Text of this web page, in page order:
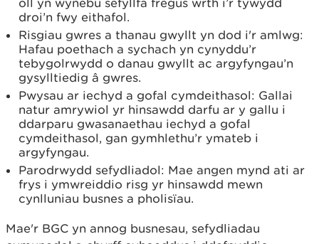
droi’n fwy eithafol.
Risgiau gwres a thanau gwyllt yn dod i'r amlwg:
Hafau poethach a sychach yn cynyddu’r
tebygolrwydd o danau gwyllt ac argyfyngau’n
gysylltiedig â gwres.
Pwysau ar iechyd a gofal cymdeithasol: Gallai
natur amrywiol yr hinsawdd darfu ar y gallu i
ddarparu gwasanaethau iechyd a gofal
cymdeithasol, gan gymhlethu’r ymateb i
argyfyngau.
Parodrwydd sefydliadol: Mae angen mynd ati ar
frys i ymwreiddio risg yr hinsawdd mewn
cynlluniau busnes a pholisïau.
Mae'r BGC yn annog busnesau, sefydliadau